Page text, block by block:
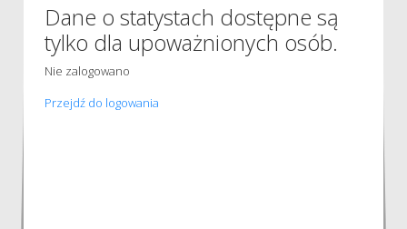
Dane o statystach dostępne są
tylko dla upoważnionych osób.
Nie zalogowano
Przejdź do logowania